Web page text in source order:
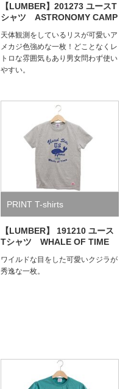
【LUMBER】201273 ユースT
シャツ ASTRONOMY CAMP
天体観測をしているリスが可愛いア
メカジ色強めな一枚！どことなくレ
トロな雰囲気もあり男女問わず使い
やすい。
PRINT T-shirts
【LUMBER】 191210 ユース
Tシャツ WHALE OF TIME
ワイルドな目をした可愛いクジラが
秀逸な一枚。